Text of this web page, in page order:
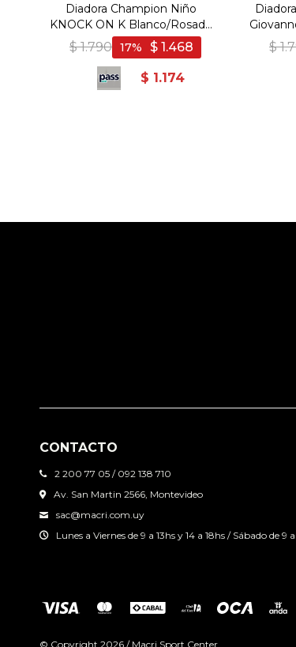
Diadora Champion Niño
KNOCK ON K Blanco/Rosado
- Blanco-Rosado
$ 1.790 $ 1.468
17
$ 1.174
$
CONTACTO
2 200 77 05 / 092 138 710
Av. San Martin 2566, Montevideo
sac@macri.com.uy
Lunes a Viernes de 9 a 13hs y 14 a 18hs / Sábado de 9 a
© Copyright 2026 / Macri Sport Center